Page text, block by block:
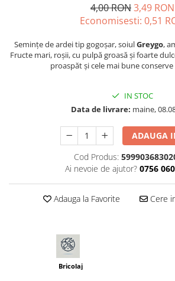
Seminte plante aromatice
Seminte rosii
Seminte salata
Seminte Vinete
Seminte zucchini
Seminte Legume Profesionale
Seminte pentru germinare
Sape/ Cazmale/ Lopeti
Scule de mana
4,00 RON3,49 RON
Economisesti: 0,51
Semințe de ardei tip gogoșar, soiulGreygo,
Fructe mari, roșii, cu pulpă groasă și foarte
proaspăt și cele mai bune
IN STOC
Data de livrare: maine,
ADAUGA
Cod Produs:
Ai nevoie de ajutor? 0756
Adauga la Favorite Cere
Bricolaj